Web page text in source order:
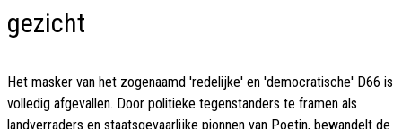
gezicht
Het masker van het zogenaamd 'redelijke' en 'democratische' D66 is
volledig afgevallen. Door politieke tegenstanders te framen als
landverraders en staatsgevaarlijke pionnen van Poetin, bewandelt de